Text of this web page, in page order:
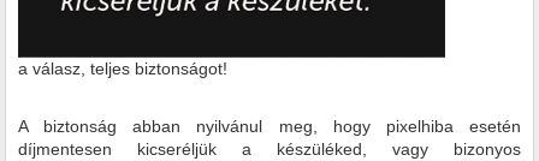
a válasz, teljes biztonságot!
A biztonság abban nyilvánul meg, hogy pixelhiba esetén
díjmentesen kicseréljük a készüléked, vagy bizonyos